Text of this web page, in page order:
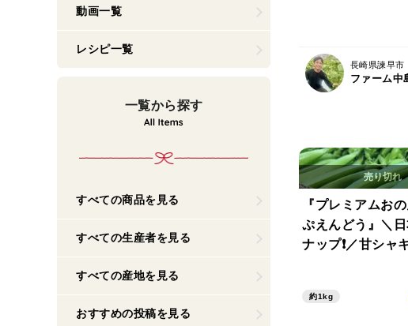
動画一覧
レシピ一覧
一覧から探す
すべての商品を見る
すべての生産者を見る
すべての産地を見る
おすすめの投稿を見る
長崎県諫早市
ファーム中
『プレミアムお
ぷえんどう』＼
ナップ❗️／甘シャ
約1kg